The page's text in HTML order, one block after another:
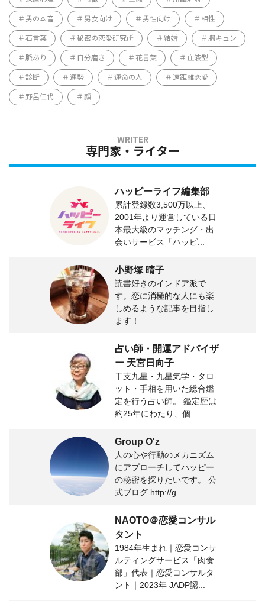
男の本音 男女向け 男性向け 相性
石言葉 秘密の恋愛研究所 結婚 胸キュン
脈あり 自分磨き 花言葉 血液型
診断 運勢 運命の人 遠距離恋愛
野呂佳代 顔
専門家・ライター
ハッピーライフ編集部
累計登録数3,500万以上、
2001年より運営している日
本最大級のマッチング・出
会いサービス「ハッピ...
小野塚 晴子
読書好きのインドア派で
す。恋に消極的な人にも楽
しめるような記事を目指し
ます！
占い師・開運アドバイザ
ー 天宮日向子
干支九星・九星気学・タロ
ット・手相を用いた総合鑑
定を行う占い師。 鑑定歴は
約25年にわたり、個...
Group O'z
人の心や行動のメカニズム
にアプローチしてハッピー
の秘密を探りたいです。 公
式ブログ http://g...
NAOTO＠恋愛コンサル
タント
1984年生まれ｜恋愛コンサ
ルティングサービス「肉食
部」代表｜恋愛コンサルタ
ント｜2023年 JADP認...